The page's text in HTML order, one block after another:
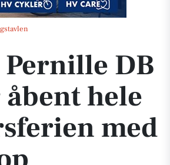
holder åbent hele efterårsferien med webshop
DB
hele
med